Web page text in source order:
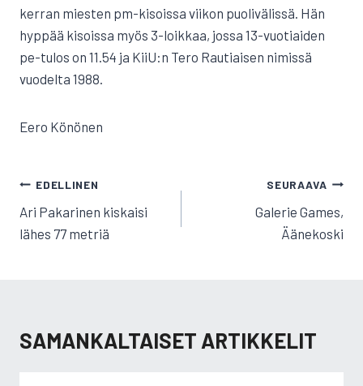
kerran miesten pm-kisoissa viikon puolivälissä. Hän
hyppää kisoissa myös 3-loikkaa, jossa 13-vuotiaiden
pe-tulos on 11.54 ja KiiU:n Tero Rautiaisen nimissä
vuodelta 1988.
Eero Könönen
ARTIKKELIEN
SELAUS
EDELLINEN
Ari Pakarinen kiskaisi
lähes 77 metriä
SEURAAVA
Galerie Games,
Äänekoski
SAMANKALTAISET ARTIKKELIT